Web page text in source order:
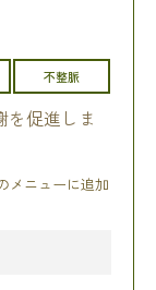
不整脈
を促進しま
メニューに追加